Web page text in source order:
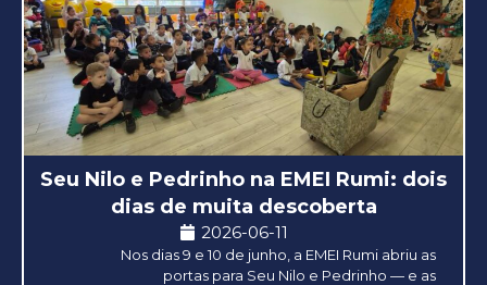
Seu Nilo e Pedrinho na EMEI Rumi: dois
dias de muita descoberta
2026-06-11
Nos dias 9 e 10 de junho, a EMEI Rumi abriu as
portas para Seu Nilo e Pedrinho — e as